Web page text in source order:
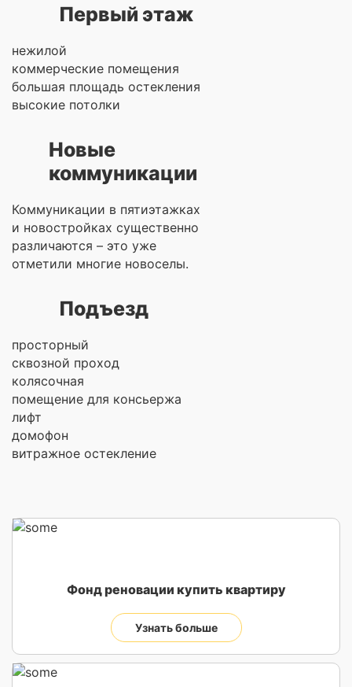
Первый этаж
нежилой
коммерческие помещения
большая площадь остекления
высокие потолки
Новые
коммуникации
Коммуникации в пятиэтажках
и новостройках существенно
различаются – это уже
отметили многие новоселы.
Подъезд
просторный
сквозной проход
колясочная
помещение для консьержа
лифт
домофон
витражное остекление
Фонд реновации купить квартиру
Узнать больше